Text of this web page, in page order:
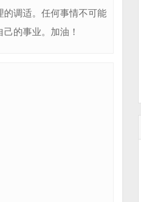
的调适。任何事情不可能
的事业。加油！